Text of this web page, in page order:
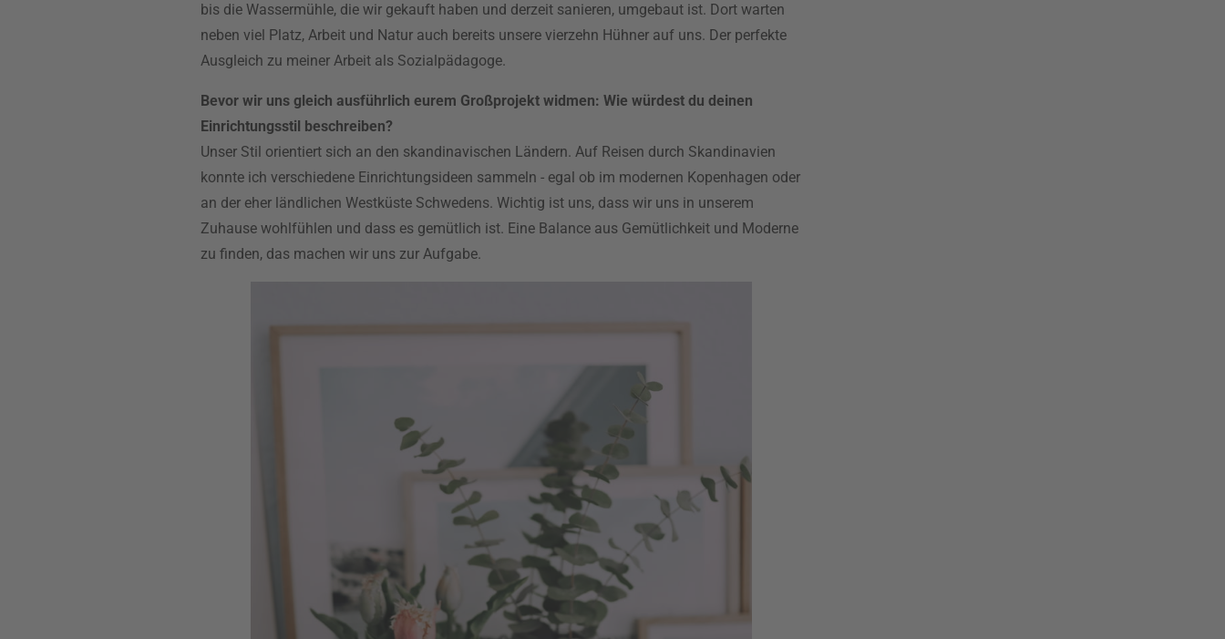
bis die Wassermühle, die wir gekauft haben und derzeit sanieren, umgebaut ist. Dort warten
neben viel Platz, Arbeit und Natur auch bereits unsere vierzehn Hühner auf uns. Der perfekte
Ausgleich zu meiner Arbeit als Sozialpädagoge.
Bevor wir uns gleich ausführlich eurem Großprojekt widmen: Wie würdest du deinen
Einrichtungsstil beschreiben?
Unser Stil orientiert sich an den skandinavischen Ländern. Auf Reisen durch Skandinavien
konnte ich verschiedene Einrichtungsideen sammeln - egal ob im modernen Kopenhagen oder
an der eher ländlichen Westküste Schwedens. Wichtig ist uns, dass wir uns in unserem
Zuhause wohlfühlen und dass es gemütlich ist. Eine Balance aus Gemütlichkeit und Moderne
zu finden, das machen wir uns zur Aufgabe.